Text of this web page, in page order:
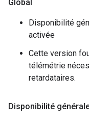
Global
Disponibilité
activée
Cette version
télémétrie
retardataires.
Disponibilité